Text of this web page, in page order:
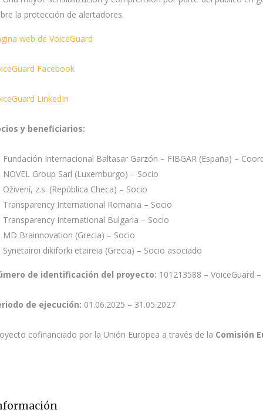
la protección de alertadores.
web de VoiceGuard
Facebook
LinkedIn
y beneficiarios:
Fundación Internacional Baltasar Garzón – FIBGAR (España) –
NOVEL Group Sarl (Luxemburgo) – Socio
Oživení, z.s. (República Checa) – Socio
Transparency International Romania – Socio
Transparency International Bulgaria – Socio
MD Brainnovation (Grecia) – Socio
Synetairoi dikiforki etaireia (Grecia) – Socio asociado
de identificación del proyecto: 101213588 – VoiceGuard
de ejecución: 01.06.2025 – 31.05.2027
cofinanciado por la Unión Europea a través de la Comisión